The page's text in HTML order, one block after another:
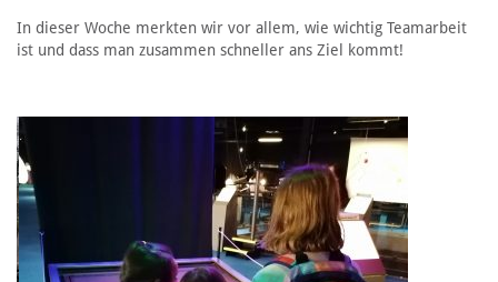
In dieser Woche merkten wir vor allem, wie wichtig Teamarbeit
ist und dass man zusammen schneller ans Ziel kommt!